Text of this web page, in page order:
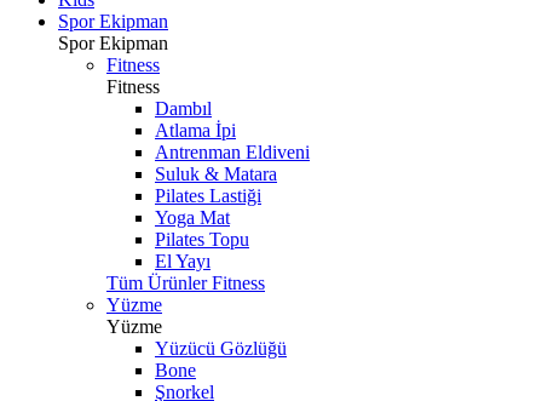
Spor Ekipman
Spor Ekipman
Fitness
Fitness
Dambıl
Atlama İpi
Antrenman Eldiveni
Suluk & Matara
Pilates Lastiği
Yoga Mat
Pilates Topu
El Yayı
Tüm Ürünler Fitness
Yüzme
Yüzme
Yüzücü Gözlüğü
Bone
Şnorkel